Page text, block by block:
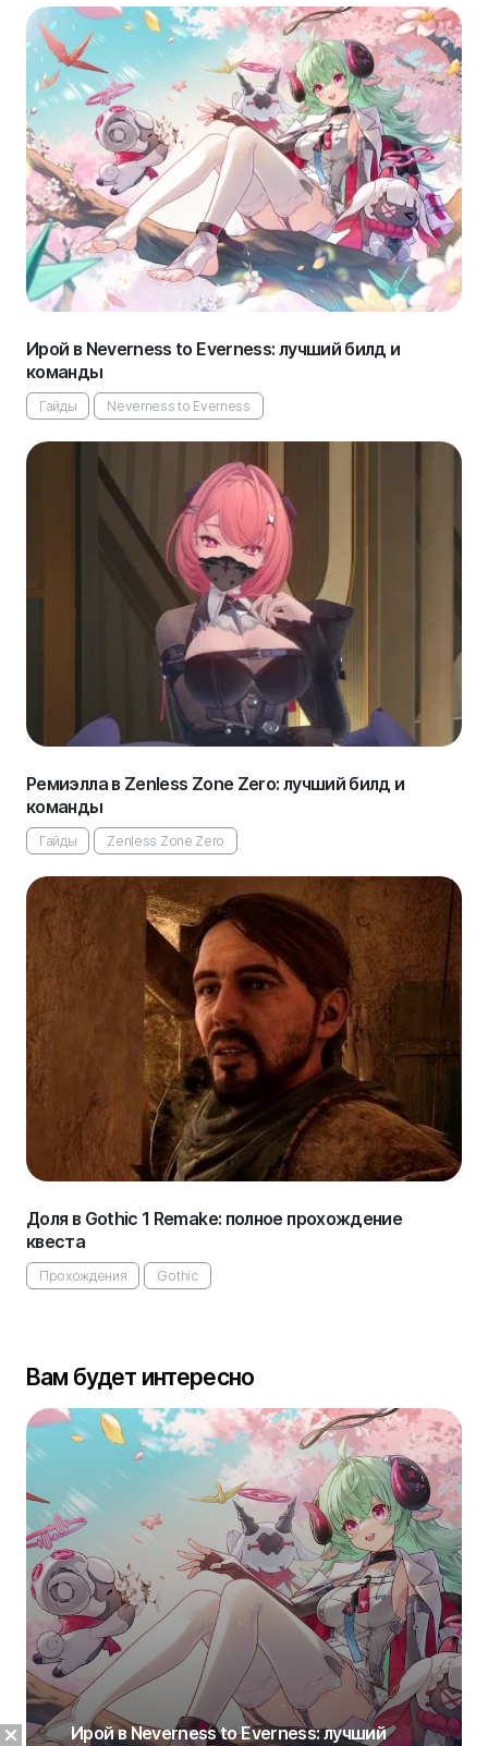
Ирой в Neverness to Everness: лучший билд и
команды
Гайды Neverness to Everness
Ремиэлла в Zenless Zone Zero: лучший билд и
команды
Гайды Zenless Zone Zero
Доля в Gothic 1 Remake: полное прохождение
квеста
Прохождения Gothic
Вам будет интересно
Ирой в Neverness to Everness: лучший